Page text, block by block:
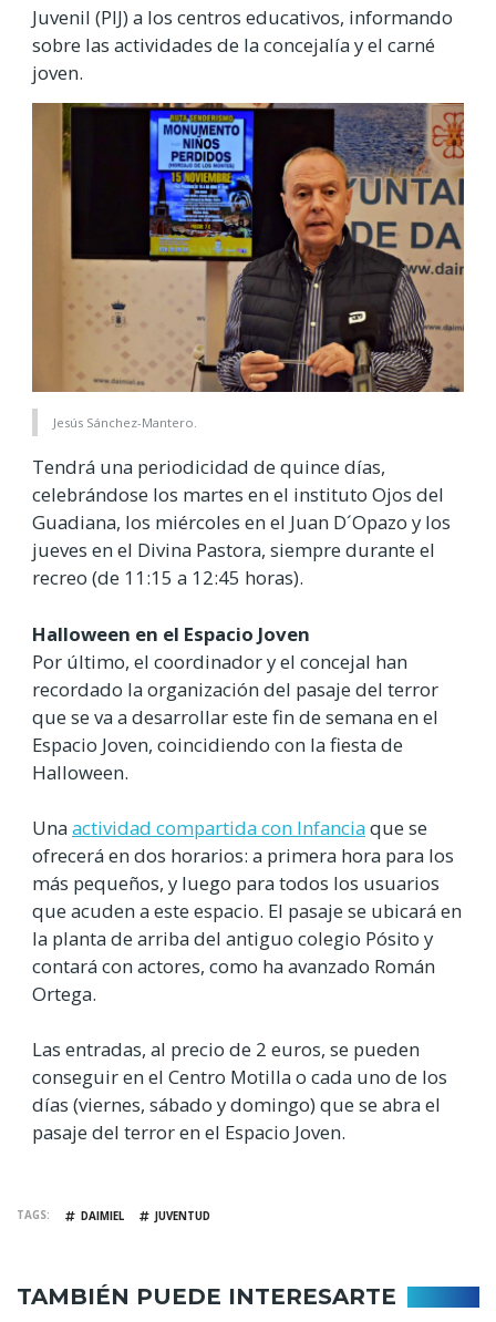
Juvenil (PIJ) a los centros educativos, informando
sobre las actividades de la concejalía y el carné
joven.
Jesús Sánchez-Mantero.
Tendrá una periodicidad de quince días,
celebrándose los martes en el instituto Ojos del
Guadiana, los miércoles en el Juan D´Opazo y los
jueves en el Divina Pastora, siempre durante el
recreo (de 11:15 a 12:45 horas).
Halloween en el Espacio Joven
Por último, el coordinador y el concejal han
recordado la organización del pasaje del terror
que se va a desarrollar este fin de semana en el
Espacio Joven, coincidiendo con la fiesta de
Halloween.
Unaactividad compartida con Infanciaque se
ofrecerá en dos horarios: a primera hora para los
más pequeños, y luego para todos los usuarios
que acuden a este espacio. El pasaje se ubicará en
la planta de arriba del antiguo colegio Pósito y
contará con actores, como ha avanzado Román
Ortega.
Las entradas, al precio de 2 euros, se pueden
conseguir en el Centro Motilla o cada uno de los
días (viernes, sábado y domingo) que se abra el
pasaje del terror en el Espacio Joven.
TAGS DAIMIEL JUVENTUD
TAMBIÉN PUEDE INTERESARTE